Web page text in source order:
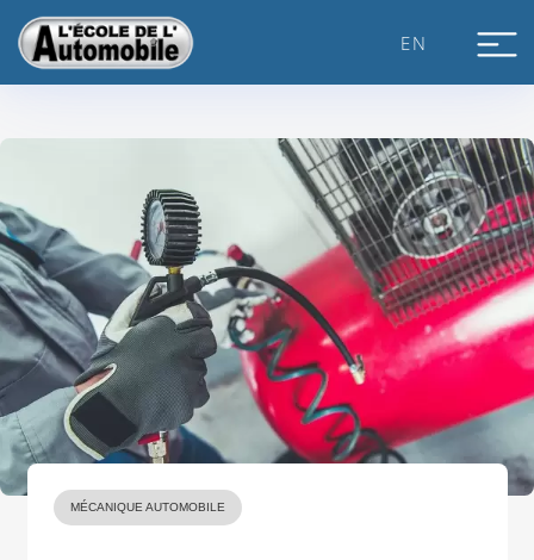
content
EN
MÉCANIQUE AUTOMOBILE